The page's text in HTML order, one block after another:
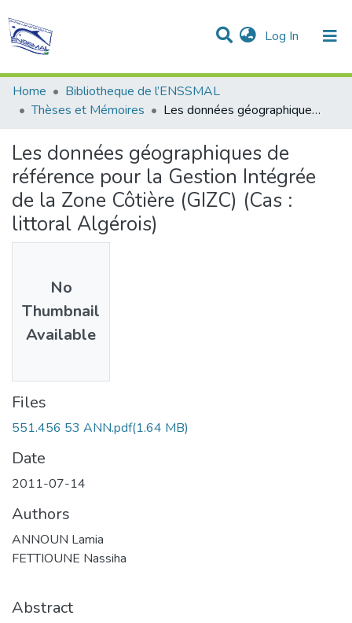
Log In (current)
Communities & Collections
Statistics
All of DSpace
Home
Bibliotheque de l’ENSSMAL
Thèses et Mémoires
Les données géographiques de référence pour la Gestion Intégrée de la Zone Côtière (GIZC) (Cas : littoral Algérois)
Les données géographiques de
référence pour la Gestion Intégrée
de la Zone Côtière (GIZC) (Cas :
littoral Algérois)
No
Thumbnail
Available
Files
551.456 53 ANN.pdf(1.64 MB)
Date
2011-07-14
Authors
ANNOUN Lamia
FETTIOUNE Nassiha
Abstract